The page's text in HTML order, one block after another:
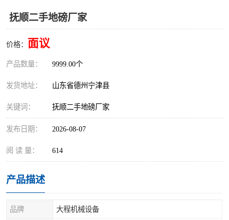
抚顺二手地磅厂家
价格： 面议
产品数量： 9999.00个
发货地址： 山东省德州宁津县
关键词： 抚顺二手地磅厂家
发布日期： 2026-08-07
阅 读 量： 614
产品描述
品牌 大程机械设备